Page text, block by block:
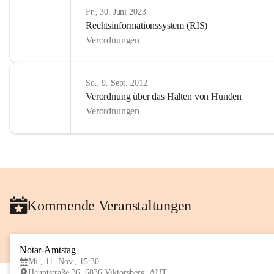
Fr., 30. Juni 2023
Rechtsinformationssystem (RIS)
Verordnungen
So., 9. Sept. 2012
Verordnung über das Halten von Hunden
Verordnungen
Kommende Veranstaltungen
Notar-Amtstag
Mi., 11. Nov., 15:30